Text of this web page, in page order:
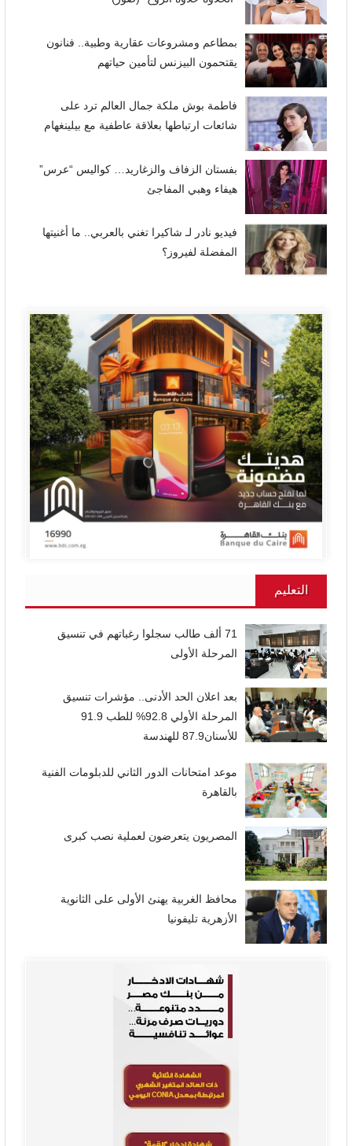
بمطاعم ومشروعات عقارية وطبية.. فنانون
يقتحمون البيزنس لتأمين حياتهم
فاطمة بوش ملكة جمال العالم ترد على
شائعات ارتباطها بعلاقة عاطفية مع بيلينغهام
بفستان الزفاف والزغاريد… كواليس “عرس”
هيفاء وهبي المفاجئ
فيديو نادر لـ شاكيرا تغني بالعربي.. ما أغنيتها
المفضلة لفيروز؟
التعليم
71 ألف طالب سجلوا رغباتهم في تنسيق
المرحلة الأولى
بعد اعلان الحد الأدنى.. مؤشرات تنسيق
المرحلة الأولي 92.8% للطب 91.9
للأسنان87.9 للهندسة
موعد امتحانات الدور الثاني للدبلومات الفنية
بالقاهرة
المصريون يتعرضون لعملية نصب كبرى
محافظ الغربية يهنئ الأولى على الثانوية
الأزهرية تليفونيا